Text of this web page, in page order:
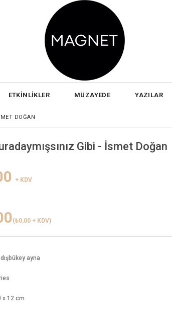
ETKİNLİKLER MÜZAYEDE YAZILAR
DOĞAN
Gibi - İsmet Doğan
+ KDV
(₺0,00 + KDV)
dışbükey ayna
x 12 cm